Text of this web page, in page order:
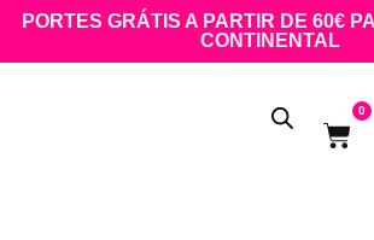
PORTES GRÁTIS A PARTIR DE 60€
CONTINENTAL
0